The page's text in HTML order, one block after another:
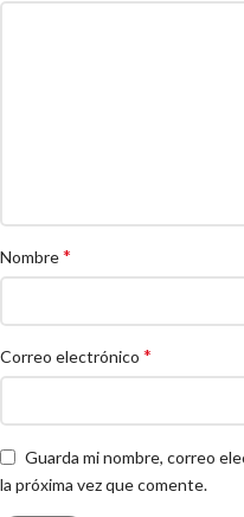
Nombre*
Correo electrónico *
Guarda mi nombre, correo
la próxima vez que comente.